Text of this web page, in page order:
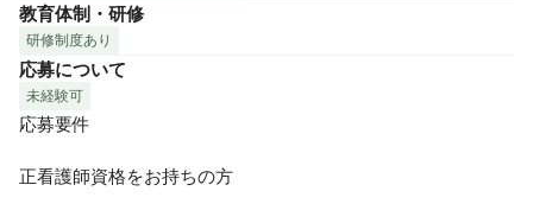
教育体制・研修
研修制度あり
応募について
未経験可
応募要件
正看護師資格をお持ちの方